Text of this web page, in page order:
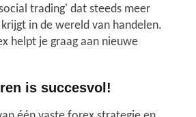
trading' dat steeds meer
in de wereld van handelen.
helpt je graag aan nieuwe
is succesvol!